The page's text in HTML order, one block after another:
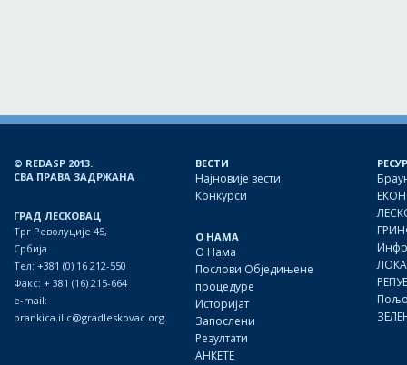
© REDASP 2013.
СВА ПРАВА ЗАДРЖАНА
ГРАД ЛЕСКОВАЦ
Трг Револуције 45,
Србија
Тел: +381 (0) 16 212-550
Факс: + 381 (16) 215-664
e-mail:
brankica.ilic@gradleskovac.org
ВЕСТИ
Најновије вести
Конкурси
О НАМА
О Нама
Послови Обједињене
процедуре
Историјат
Запослени
Резултати
АНКЕТЕ